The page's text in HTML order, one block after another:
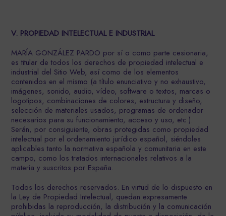
V. PROPIEDAD INTELECTUAL E INDUSTRIAL
MARÍA GONZÁLEZ PARDO por sí o como parte cesionaria,
es titular de todos los derechos de propiedad intelectual e
industrial del Sitio Web, así como de los elementos
contenidos en el mismo (a título enunciativo y no exhaustivo,
imágenes, sonido, audio, vídeo, software o textos, marcas o
logotipos, combinaciones de colores, estructura y diseño,
selección de materiales usados, programas de ordenador
necesarios para su funcionamiento, acceso y uso, etc.).
Serán, por consiguiente, obras protegidas como propiedad
intelectual por el ordenamiento jurídico español, siéndoles
aplicables tanto la normativa española y comunitaria en este
campo, como los tratados internacionales relativos a la
materia y suscritos por España.
Todos los derechos reservados. En virtud de lo dispuesto en
la Ley de Propiedad Intelectual, quedan expresamente
prohibidas la reproducción, la distribución y la comunicación